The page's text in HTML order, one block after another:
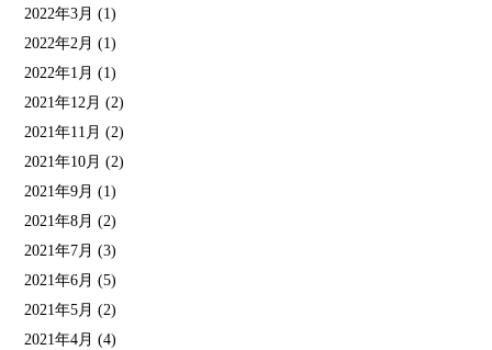
2022年3月 (1)
2022年2月 (1)
2022年1月 (1)
2021年12月 (2)
2021年11月 (2)
2021年10月 (2)
2021年9月 (1)
2021年8月 (2)
2021年7月 (3)
2021年6月 (5)
2021年5月 (2)
2021年4月 (4)